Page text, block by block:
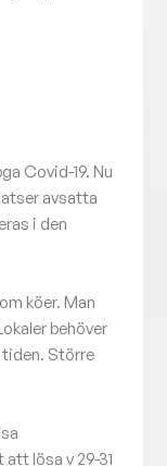
Covid-19. Nu
avsatta
i den
köer. Man
behöver
Större
lösa v 29-31